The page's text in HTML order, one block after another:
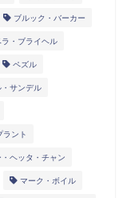
ブルック・バーカー
ラ・ブライヘル
ペズル
サンデル
ラント
ヘッタ・チャン
マーク・ボイル